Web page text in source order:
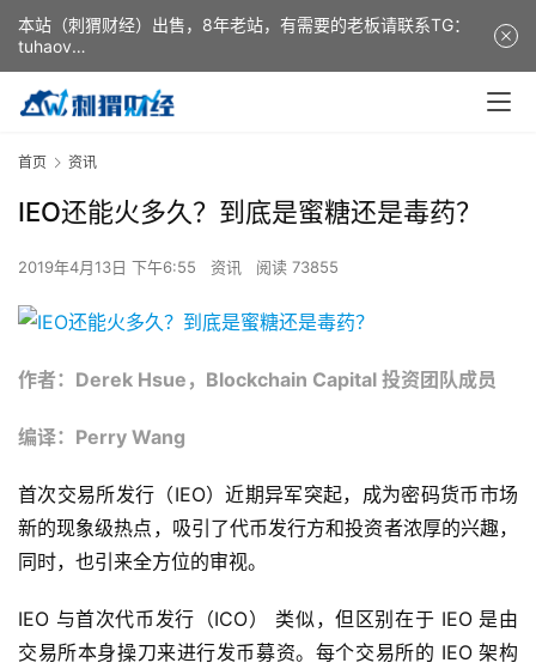
首页 资讯
IEO还能火多久？到底是蜜糖还是毒药？
2019年4月13日 下午6:55 资讯 阅读 73855
作者：Derek Hsue，Blockchain Capital 投资团队成员
编译：Perry Wang
首次交易所发行（IEO）近期异军突起，成为密码货币市场
新的现象级热点，吸引了代币发行方和投资者浓厚的兴趣，
同时，也引来全方位的审视。
IEO 与首次代币发行（ICO） 类似，但区别在于 IEO 是由
交易所本身操刀来进行发币募资。每个交易所的 IEO 架构
本站（刺猬财经）出售，8年老站，有需要的老板请联系TG：
tuhaov
This website (ciweicaijing) is for sale. It is a 8-year-old
website. If you need it, please contact TG: tuhaov